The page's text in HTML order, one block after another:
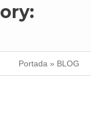
Portada » BLOG